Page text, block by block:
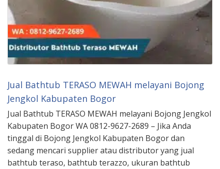
Jual Bathtub TERASO MEWAH melayani Bojong
Jengkol Kabupaten Bogor
Jual Bathtub TERASO MEWAH melayani Bojong Jengkol
Kabupaten Bogor WA 0812-9627-2689 – Jika Anda
tinggal di Bojong Jengkol Kabupaten Bogor dan
sedang mencari supplier atau distributor yang jual
bathtub teraso, bathtub terazzo, ukuran bathtub